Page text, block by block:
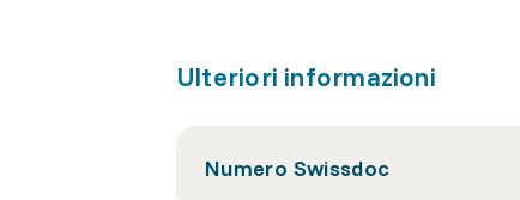
Ulteriori informazioni
Numero Swissdoc